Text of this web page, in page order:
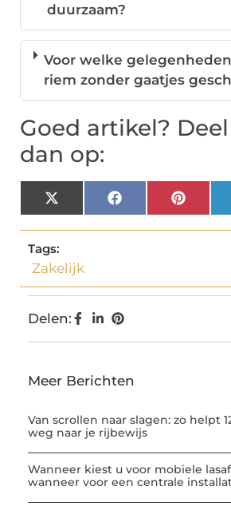
duurzaam?
Voor welke
riem zonder gaatjes
Goed artikel?
dan op:
X
(Twitter)
Facebook
Tags:
Zakelijk
Delen:
Meer Berichten
Van scrollen naar slagen: zo helpt
weg naar je rijbewijs
Wanneer kiest u voor mobiele
wanneer voor een centrale